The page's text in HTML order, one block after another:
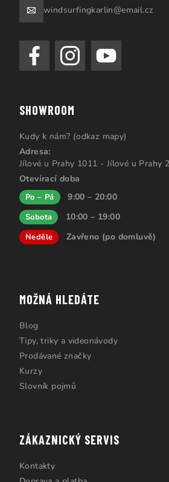
windsurfingkarlin@email.cz
SHOWROOM
Kudy k nám? (odkaz mapy)
Adresa:
Jílové u Prahy 1011 - Jílové u Prahy
Otevírací doba
Po – Pá 9:00 – 20:00
Sobota 10:00 – 19:00
Neděle Zavřeno (po domluvě)
MOŽNÁ HLEDÁTE
Blog
Tipy, triky a videonávody
Prodávané značky
Kurzy
Slovník pojmů
ZÁKAZNICKÝ SERVIS
Kontakty